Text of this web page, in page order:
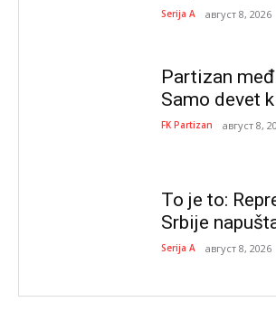
Serija A август 8, 2026
Partizan
Samo devet
FK Partizan август 8,
To je to:
Srbije
Serija A август 8, 2026